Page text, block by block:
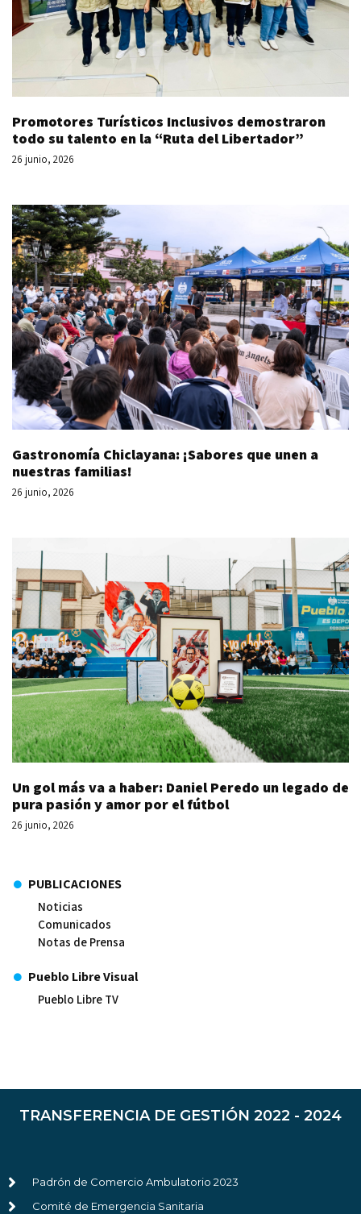
Promotores Turísticos Inclusivos demostraron
todo su talento en la “Ruta del Libertador”
26 junio, 2026
Gastronomía Chiclayana: ¡Sabores que unen a
nuestras familias!
26 junio, 2026
Un gol más va a haber: Daniel Peredo un legado de
pura pasión y amor por el fútbol
26 junio, 2026
PUBLICACIONES
Noticias
Comunicados
Notas de Prensa
Pueblo Libre Visual
Pueblo Libre TV
TRANSFERENCIA DE GESTIÓN 2022 - 2024
Padrón de Comercio Ambulatorio 2023
Comité de Emergencia Sanitaria